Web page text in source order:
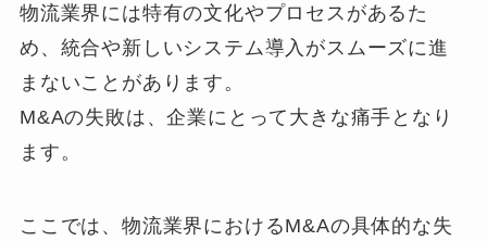
物流業界には特有の文化やプロセスがあるた
め、統合や新しいシステム導入がスムーズに進
まないことがあります。
M&Aの失敗は、企業にとって大きな痛手となり
ます。
ここでは、物流業界におけるM&Aの具体的な失